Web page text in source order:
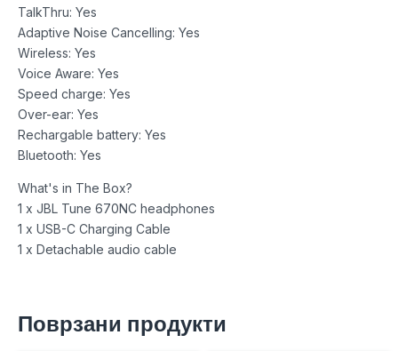
TalkThru: Yes
Adaptive Noise Cancelling: Yes
Wireless: Yes
Voice Aware: Yes
Speed charge: Yes
Over-ear: Yes
Rechargable battery: Yes
Bluetooth: Yes
What's in The Box?
1 x JBL Tune 670NC headphones
1 x USB-C Charging Cable
1 x Detachable audio cable
Поврзани продукти